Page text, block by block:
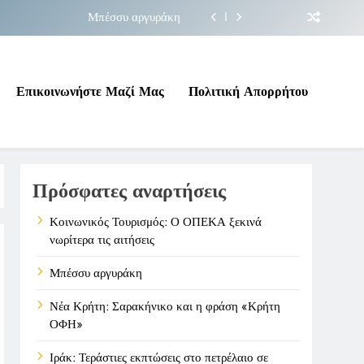
Μπέσσυ αργυράκη
επικίνδυνη γεωπολιτική συγκυρία
Μπέσσυ αργυράκη
και η φράση «Κρήτη ΟΦΗ»
επικίνδυνη γεωπολιτική συγκυρία
Επικοινωνήστε Μαζί Μας Πολιτική Απορρήτου
Πρόσφατες αναρτήσεις
Κοινωνικός Τουρισμός: Ο ΟΠΕΚΑ ξεκινά
νωρίτερα τις αιτήσεις
Μπέσσυ αργυράκη
Νέα Κρήτη: Σαρακήνικο και η φράση «Κρήτη
ΟΦΗ»
Ιράκ: Τεράστιες εκπτώσεις στο πετρέλαιο σε